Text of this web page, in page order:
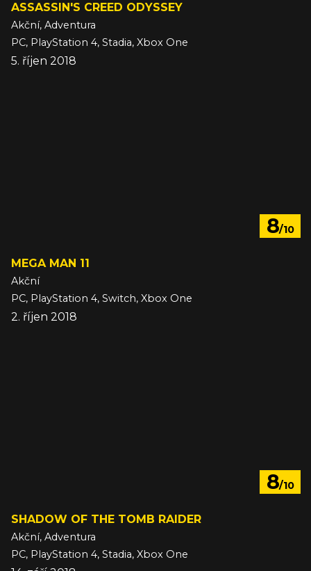
ASSASSIN'S CREED ODYSSEY
Akční, Adventura
PC, PlayStation 4, Stadia, Xbox One
5. říjen 2018
8/10
MEGA MAN 11
Akční
PC, PlayStation 4, Switch, Xbox One
2. říjen 2018
8/10
SHADOW OF THE TOMB RAIDER
Akční, Adventura
PC, PlayStation 4, Stadia, Xbox One